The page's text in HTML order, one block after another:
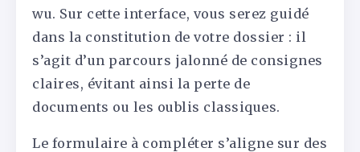
wu. Sur cette interface, vous serez guidé
dans la constitution de votre dossier : il
s’agit d’un parcours jalonné de consignes
claires, évitant ainsi la perte de
documents ou les oublis classiques.
Le formulaire à compléter s’aligne sur des